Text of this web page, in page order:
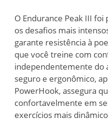
O Endurance Peak III
os desafios mais
garante resistência à
que você treine com
independentemente do
seguro e ergonômico,
PowerHook, assegura
confortavelmente em
exercícios mais